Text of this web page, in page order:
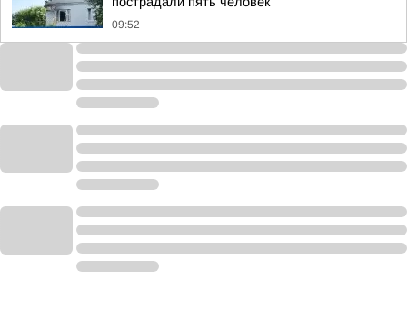
09:52